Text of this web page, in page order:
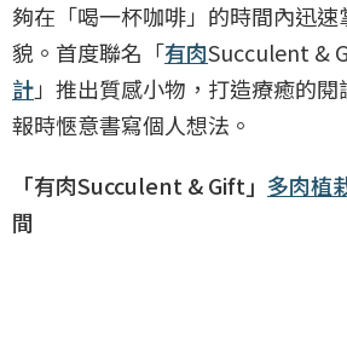
夠在「喝一杯咖啡」的時間內迅
貌。首度聯名「有肉Succulent &
計」推出質感小物，打造療癒的
報時愜意書寫個人想法。
「有肉Succulent & Gift」 多肉植
間